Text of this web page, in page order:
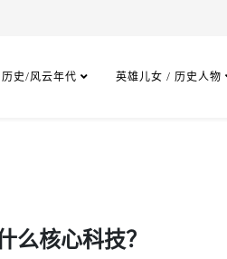
史/风云年代 英雄儿女 / 历史人物
么核心科技？